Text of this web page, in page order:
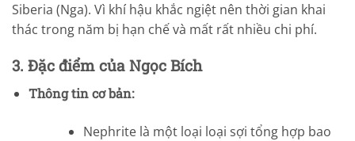
Siberia (Nga). Vì khí hậu khắc ngiệt nên thời gian khai
thác trong năm bị hạn chế và mất rất nhiều chi phí.
3. Đặc điểm của Ngọc Bích
Thông tin cơ bản:
Nephrite là một loại loại sợi tổng hợp bao